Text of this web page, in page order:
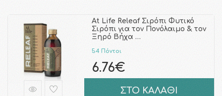
At Life Releaf Σιρόπι Φυτικό
Σιρόπι για τον Πονόλαιμο & τον
Ξηρό Βήχα …
54 Πόντοι
6.76€
ΣΤΟ ΚΑΛΑΘΙ